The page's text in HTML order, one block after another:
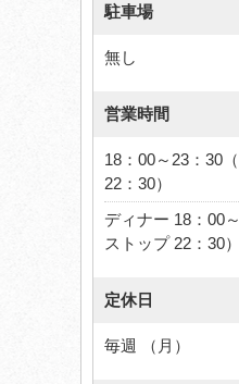
駐車場
無し
営業時間
18：00～23：30
22：30）
ディナー 18：00
ストップ 22：30）
定休日
毎週 （月）